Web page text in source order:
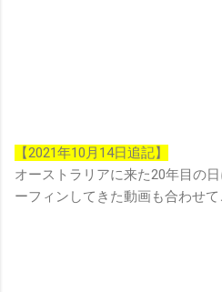
【2021年10月14日追記】
オーストラリアに来た20年目の
ーフィンしてきた動画も合わせて